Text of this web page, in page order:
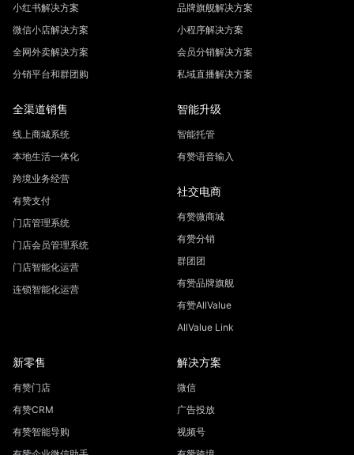
小红书解决方案
微信小店解决方案
全网外卖解决方案
分销平台和群团购
品牌旗舰解决方案
小程序解决方案
会员分销解决方案
私域直播解决方案
全渠道销售
线上商城系统
本地生活一体化
跨境业务经营
有赞支付
门店管理系统
门店会员管理系统
门店智能化运营
连锁智能化运营
智能升级
智能托管
有赞语音输入
社交电商
有赞微商城
有赞分销
群团团
有赞品牌旗舰
有赞AllValue
AllValue Link
新零售
有赞门店
有赞CRM
有赞智能导购
解决方案
微信
广告投放
视频号